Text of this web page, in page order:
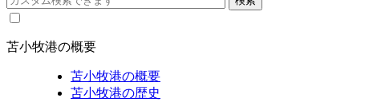
苫小牧港の概要
苫小牧港の概要
苫小牧港の歴史